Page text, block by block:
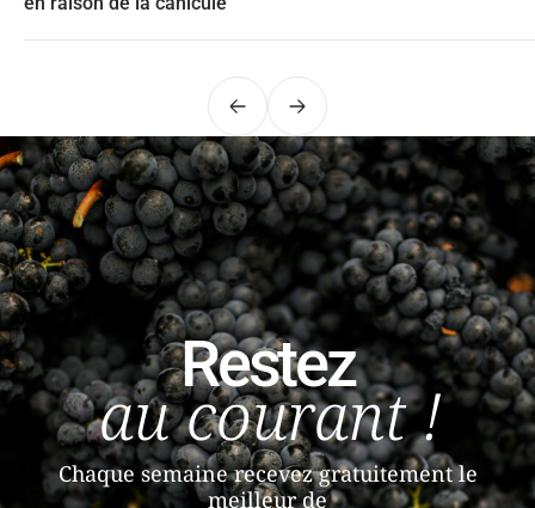
PrécédentSuivant
Restez
au courant !
Chaque semaine recevez gratuitement le
meilleur de